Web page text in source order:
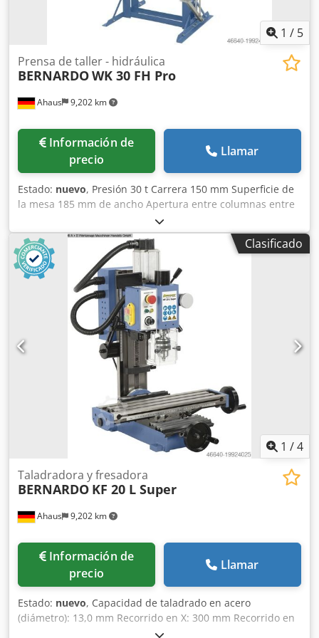
1 / 5
Ahaus 9,202 km
Prensa de taller - hidráulica
BERNARDOWK 30 FH Pro
Información de
precio
Llamar
Estado: nuevo, Presión 30 t Carrera 150 mm Superficie de
la mesa 185 mm de ancho Apertura entre columnas entre
las guías 530 mm Peso de la máquina aprox. 162 kg
Dimensiones aproximadas 800 x 700 x 1805 mm
Equipamiento: - Prensa hidráulica de taller - Dos
velocidades ajustables para el avance del émbolo -
Accionamiento mediante bomba hidráulica - Prensas de
taller de alto rendimiento para talleres artesanales y de
reparación - Óptima relación calidad-precio gracias a su
diseño eficiente - El pedal de serie permite mantener las
manos libres para el trabajo con la pieza - Ampliación del
ámbito de aplicación mediante el juego de adaptadores de
presión opcional (10 piezas) - Cilindro de presión con
resorte de retorno integrado para el retroceso del émbolo -
Bastidor de acero soldado para alta resistencia y
estabilidad Credpfxexabg Ne Ak Ejf - Uso versátil gracias al
cilindro de presión desplazable lateralmente a izquierda y
Clasificado
1 /4
Ahaus 9,202 km
Taladradora y fresadora
BERNARDO KF 20 L Super
Información de
precio
Llamar
Estado: nuevo, Capacidad de taladrado en acero
(diámetro): 13,0 mm Recorrido en X: 300 mm Recorrido en
Y: 130 mm Velocidad de giro: 100 - 2500 rpm Distancia